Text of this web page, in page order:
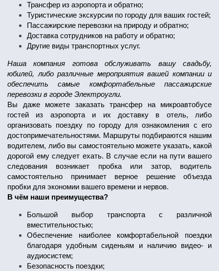
Трансфер из аэропорта и обратно;
Туристические экскурсии по городу для ваших гостей;
Пассажирские перевозки на природу и обратно;
Доставка сотрудников на работу и обратно;
Другие виды транспортных услуг.
Наша компания готова обслуживать вашу свадьбу,
юбилей, либо различные мероприятия вашей компании и
обеспечить самые комфортабельные пассажирские
перевозки в городе Электроугли.
Вы даже можете заказать трансфер на микроавтобусе
гостей из аэропорта и их доставку в отель, либо
организовать поездку по городу для ознакомления с его
достопримечательностями. Маршруты подбираются нашим
водителем, либо вы самостоятельно можете указать, какой
дорогой ему следует ехать. В случае если на пути вашего
следования возникает пробка или затор, водитель
самостоятельно принимает верное решение объезда
пробки для экономии вашего времени и нервов.
В чём наши преимущества?
Большой выбор транспорта с различной
вместительностью;
Обеспечение наиболее комфортабельной поездки
благодаря удобным сиденьям и наличию видео- и
аудиосистем;
Безопасность поездки;